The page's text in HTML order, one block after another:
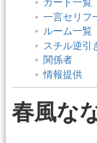
一言セリフ
ルーム一覧
スチル逆引
関係者
情報提供
春風な